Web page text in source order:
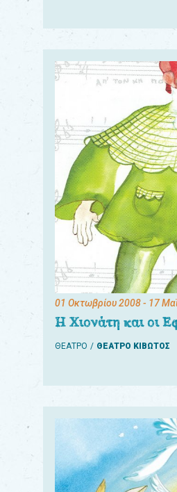
01 Οκτωβρίου 2008- 17
Η Χιονάτη και οι
ΘΕΑΤΡΟ ΘΕΑΤΡΟ ΚΙΒΩΤΟΣ